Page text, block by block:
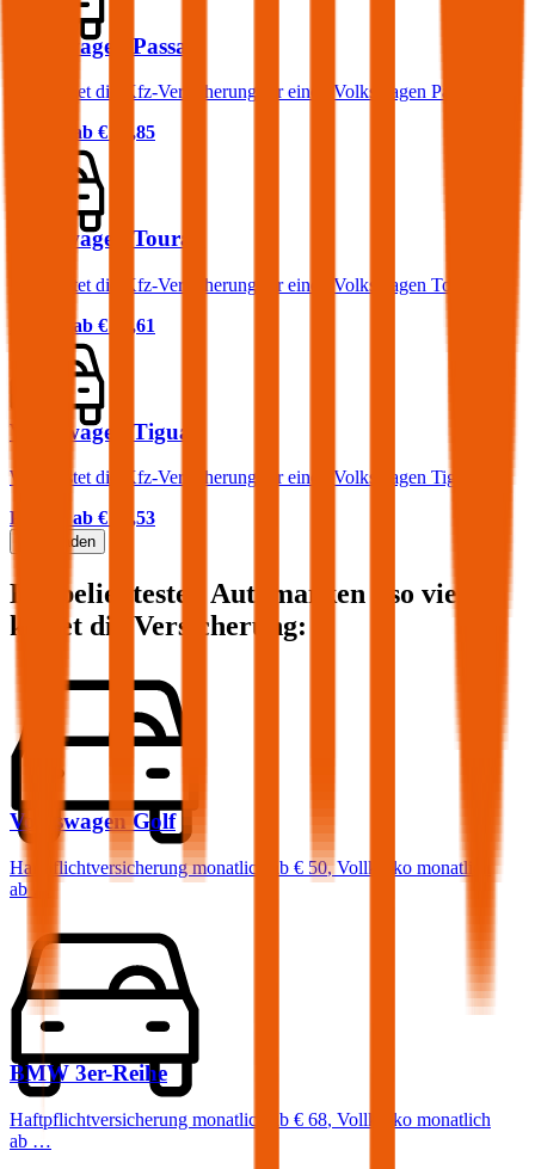
Volkswagen Passat
Was kostet die Kfz-Versicherung für einen Volkswagen Passat?
Prämie ab € 67,85
Volkswagen Touran
Was kostet die Kfz-Versicherung für einen Volkswagen Touran?
Prämie ab € 73,61
Volkswagen Tiguan
Was kostet die Kfz-Versicherung für einen Volkswagen Tiguan?
Prämie ab € 75,53
Mehr laden
Die beliebtesten Automarken - so viel
kostet die Versicherung:
Volkswagen Golf
Haftpflichtversicherung monatlich ab € 50,Vollkasko monatlich
ab …
BMW 3er-Reihe
Haftpflichtversicherung monatlich ab € 68, Vollkasko monatlich
ab …